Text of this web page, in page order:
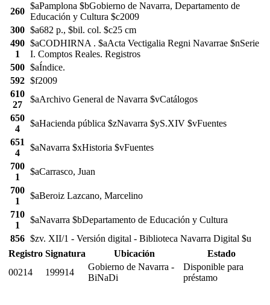
260
$aPamplona $bGobierno de Navarra, Departamento de
Educación y Cultura $c2009
300 $a682 p., $bil. col. $c25 cm
490
1
$aCODHIRNA . $aActa Vectigalia Regni Navarrae $nSerie
I. Comptos Reales. Registros
500 $aÍndice.
592 $f2009
610
27
$aArchivo General de Navarra $vCatálogos
650
4
$aHacienda pública $zNavarra $yS.XIV $vFuentes
651
4
$aNavarra $xHistoria $vFuentes
700
1
$aCarrasco, Juan
700
1
$aBeroiz Lazcano, Marcelino
710
1
$aNavarra $bDepartamento de Educación y Cultura
856 $zv. XII/1 - Versión digital - Biblioteca Navarra Digital $u
Registro Signatura Ubicación
Estado
00214
199914
Gobierno de Navarra -
BiNaDi
Disponible para
préstamo